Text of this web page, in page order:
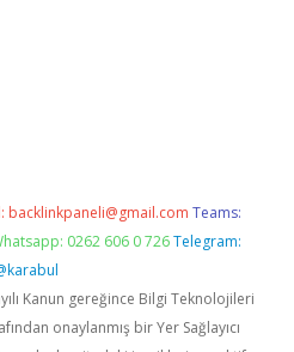
backlinkpaneli@gmail.com Teams:
0262 606 0 726 Telegram:
Kanun gereğince Bilgi Teknolojileri
onaylanmış bir Yer Sağlayıcı